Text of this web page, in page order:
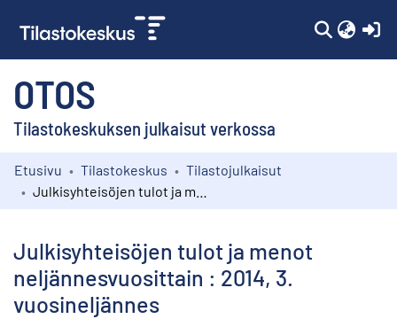
OTOS
Tilastokeskuksen julkaisut verkossa
Kokoelmat
Etusivu Tilastokeskus
Tilastojulkaisut
Julkisyhteisöjen tulot ja menot
neljännesvuosittain : 2014, 3.
vuosineljännes